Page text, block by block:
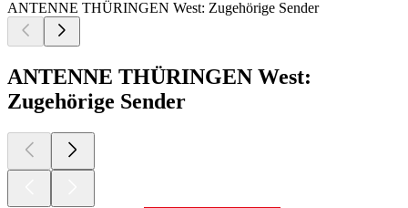
ANTENNE THÜRINGEN West: Zugehörige Sender
ANTENNE THÜRINGEN West:
Zugehörige Sender